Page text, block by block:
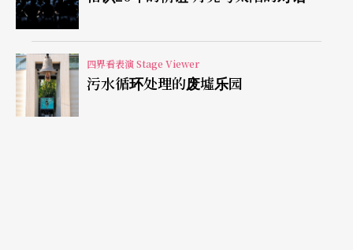
是不同人的自叙言语，文本在此作占重要地位。
在巫兰登的影片中，我们看到一越南老人说法语，
叙述他那一代受法语教育，熟悉文学家伏尔泰（Vol
taire）、诗人蓝波（Arthur Rimbaud）等人的诗，
四界看表演 Stage Viewer
污水循环处理的废墟乐园